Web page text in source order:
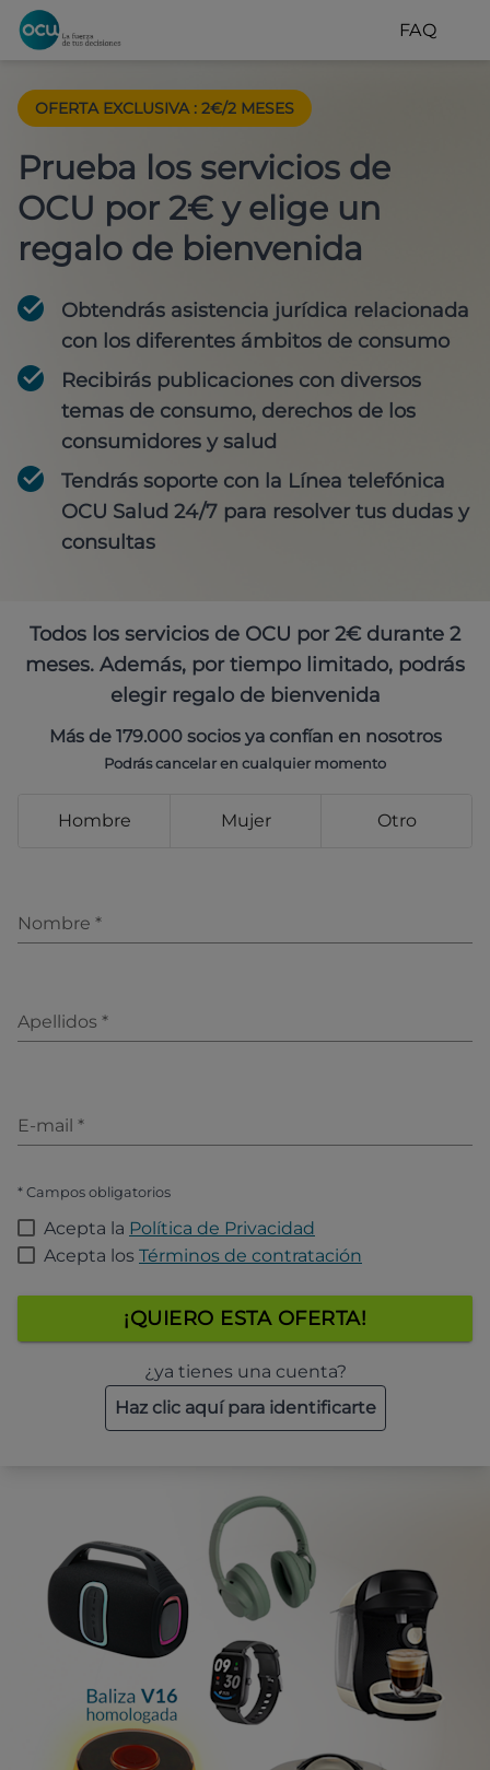
FAQ
OFERTA EXCLUSIVA : 2€/2 MESES
Prueba los servicios de
OCU por 2€ y elige un
regalo de bienvenida
Obtendrás asistencia jurídica relacionada
con los diferentes ámbitos de consumo
Recibirás publicaciones con diversos
temas de consumo, derechos de los
consumidores y salud
Tendrás soporte con la Línea telefónica
OCU Salud 24/7 para resolver tus dudas y
consultas
Todos los servicios de OCU por 2€ durante 2
meses. Además, por tiempo limitado, podrás
elegir regalo de bienvenida
Más de 179.000 socios ya confían en nosotros
Podrás cancelar en cualquier momento
Hombre Mujer Otro
Nombre *
Apellidos *
E-mail *
* Campos obligatorios
Acepta la Política de Privacidad
Acepta los Términos de contratación
¡QUIERO ESTA OFERTA!
¿ya tienes una cuenta?
Haz clic aquí para identificarte